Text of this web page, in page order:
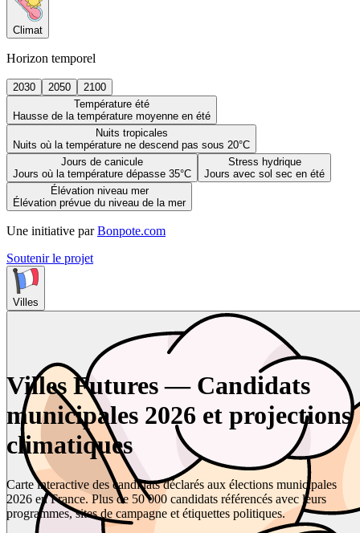
Climat
Horizon temporel
2030 2050
2100
Température été
Hausse de la température moyenne en été
Nuits tropicales
Nuits où la température ne descend pas sous 20°C
Jours de canicule
Jours où la température dépasse 35°C
Stress hydrique
Jours avec sol sec en été
Élévation niveau mer
Élévation prévue du niveau de la mer
Une initiative par Bonpote.com
Soutenir le projet
Villes
Villes Futures — Candidats
municipales 2026 et projections
climatiques
Carte interactive des candidats déclarés aux élections municipales
2026 en France. Plus de 50 000 candidats référencés avec leurs
programmes, sites de campagne et étiquettes politiques.